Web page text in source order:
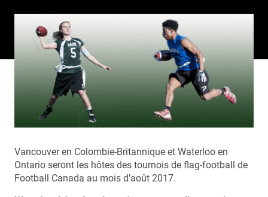
Vancouver en Colombie-Britannique et Waterloo en
Ontario seront les hôtes des tournois de flag-football de
Football Canada au mois d’août 2017.